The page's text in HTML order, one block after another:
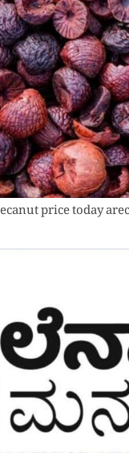
price today